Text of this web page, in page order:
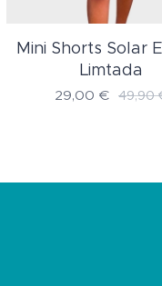
Mini Shorts Solar
Limtada
29,00 € 49,90